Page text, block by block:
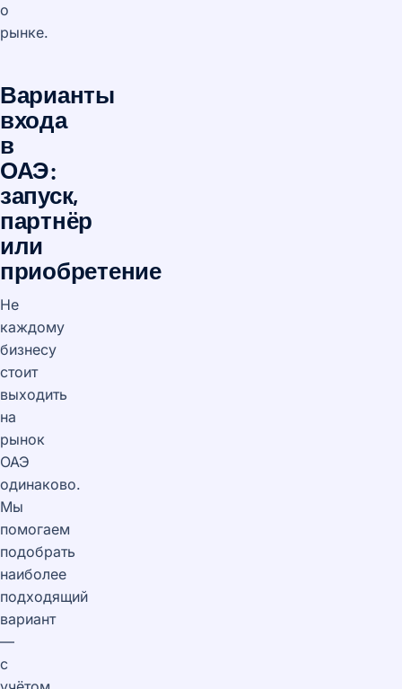
о
рынке.
Варианты
входа
в
ОАЭ:
запуск,
партнёр
или
приобретение
Не
каждому
бизнесу
стоит
выходить
на
рынок
ОАЭ
одинаково.
Мы
помогаем
подобрать
наиболее
подходящий
вариант
—
с